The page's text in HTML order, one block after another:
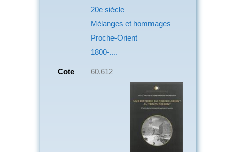
20e siècle
Mélanges et hommages
Proche-Orient
1800-....
Cote 60.612